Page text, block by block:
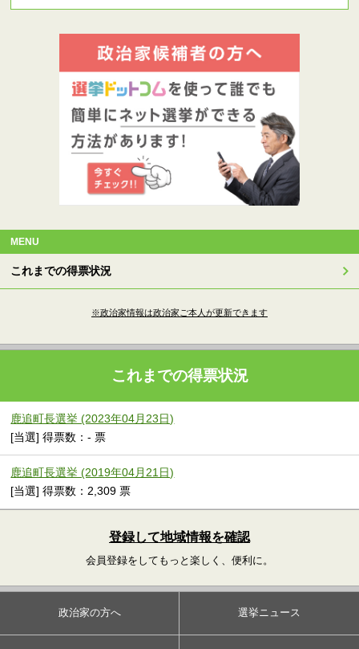
MENU
これまでの得票状況
※政治家情報は政治家ご本人が更新できます
これまでの得票状況
鹿追町長選挙 (2023年04月23日)
[当選] 得票数：- 票
鹿追町長選挙 (2019年04月21日)
[当選] 得票数：2,309 票
登録して地域情報を確認
会員登録をしてもっと楽しく、便利に。
政治家の方へ 選挙ニュース